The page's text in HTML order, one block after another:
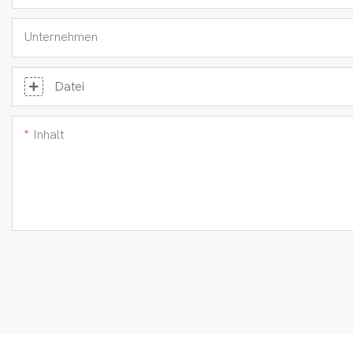
Unternehmen
Datei
Inhalt